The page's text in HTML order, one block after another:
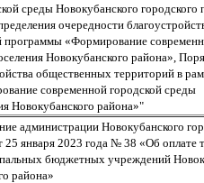
среды Новокубанского городского
очередности
программы «Формирование
Новокубанского района»,
общественных территорий в
современной городской среды
Новокубанского района»"
администрации Новокубанского
25 января 2023 года № 38 «Об оплате
бюджетных учреждений
района»